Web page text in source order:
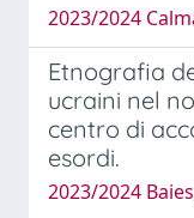
2023/2024
Etnografia
ucraini nel
centro di
esordi.
2023/2024